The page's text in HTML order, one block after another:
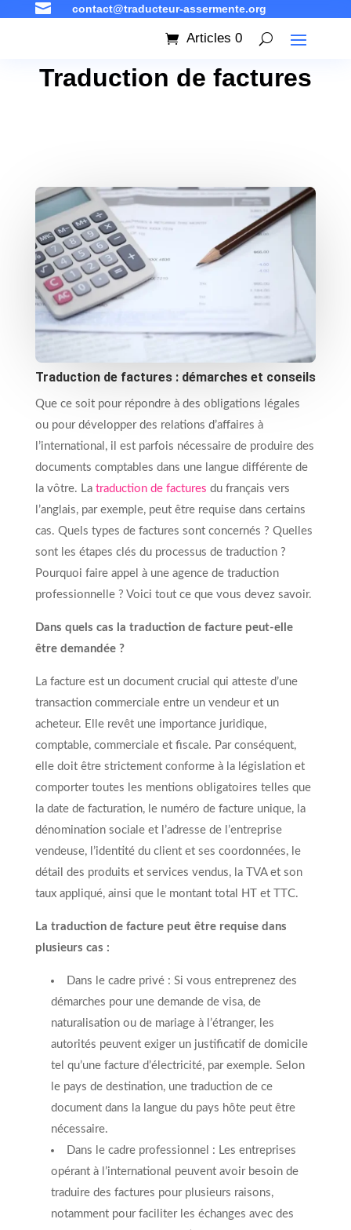
 contact@traducteur-assermente.org
Articles 0
Traduction de factures
Traduction de factures : démarches et conseils
Que ce soit pour répondre à des obligations légales
ou pour développer des relations d’affaires à
l’international, il est parfois nécessaire de produire des
documents comptables dans une langue différente de
la vôtre. La traduction de factures du français vers
l’anglais, par exemple, peut être requise dans certains
cas. Quels types de factures sont concernés ? Quelles
sont les étapes clés du processus de traduction ?
Pourquoi faire appel à une agence de traduction
professionnelle ? Voici tout ce que vous devez savoir.
Dans quels cas la traduction de facture peut-elle
être demandée ?
La facture est un document crucial qui atteste d’une
transaction commerciale entre un vendeur et un
acheteur. Elle revêt une importance juridique,
comptable, commerciale et fiscale. Par conséquent,
elle doit être strictement conforme à la législation et
comporter toutes les mentions obligatoires telles que
la date de facturation, le numéro de facture unique, la
dénomination sociale et l’adresse de l’entreprise
vendeuse, l’identité du client et ses coordonnées, le
détail des produits et services vendus, la TVA et son
taux appliqué, ainsi que le montant total HT et TTC.
La traduction de facture peut être requise dans
plusieurs cas :
Dans le cadre privé : Si vous entreprenez des
démarches pour une demande de visa, de
naturalisation ou de mariage à l’étranger, les
autorités peuvent exiger un justificatif de domicile
tel qu’une facture d’électricité, par exemple. Selon
le pays de destination, une traduction de ce
document dans la langue du pays hôte peut être
nécessaire.
Dans le cadre professionnel : Les entreprises
opérant à l’international peuvent avoir besoin de
traduire des factures pour plusieurs raisons,
notamment pour faciliter les échanges avec des